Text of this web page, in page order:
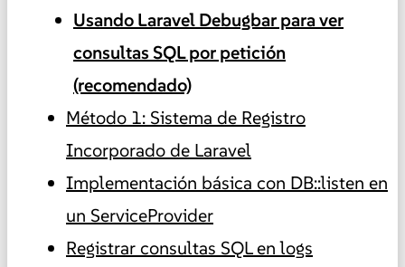
Usando Laravel Debugbar para ver
consultas SQL por petición
(recomendado)
Método 1: Sistema de Registro
Incorporado de Laravel
Implementación básica con DB::listen en
un ServiceProvider
Registrar consultas SQL en logs